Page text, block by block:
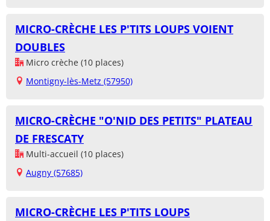
MICRO-CRÈCHE LES P'TITS LOUPS VOIENT
DOUBLES
Micro crèche (10 places)
Montigny-lès-Metz (57950)
MICRO-CRÈCHE "O'NID DES PETITS" PLATEAU
DE FRESCATY
Multi-accueil (10 places)
Augny (57685)
MICRO-CRÈCHE LES P'TITS LOUPS